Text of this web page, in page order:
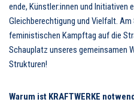
ende, Künstler:innen und Initiativen
Gleichberechtigung und Vielfalt.
feministischen Kampftag auf die
Schauplatz unseres gemeinsamen
Strukturen!
Warum ist KRAFTWERKE